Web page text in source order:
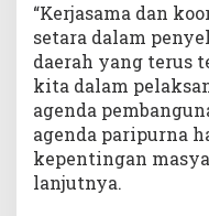
“Kerjasama dan
setara dalam
daerah yang terus
kita dalam
agenda
agenda paripurna
kepentingan
lanjutnya.